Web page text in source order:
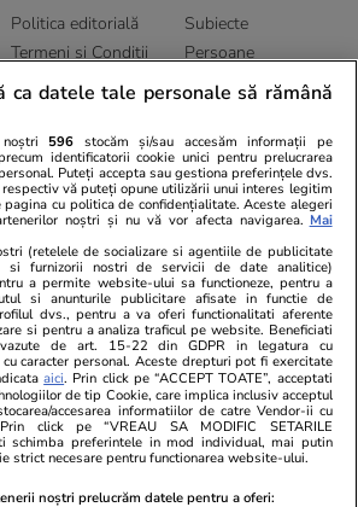
Politica editorială
Termeni și Conditii
Abonamente
Subiecte
Persoane
Sitemap
ELLE
Gazeta Sporturilor
Stiri mondene
Calculator sarcina
Ajută Copiii
Locuri de muncă
Imobiliare.ro
Jobradar24
Imoradar24
Colecții Libertatea
Decizia ONJN nr. 821/25.09.2025.
noroc sunt interzise minorilor.
Romania. Toate drepturile rezervate
ca datele tale personale să rămână
596 stocăm și/sau accesăm informații pe
identificatorii cookie unici pentru prelucrarea
Puteți accepta sau gestiona preferințele dvs.
vă puteți opune utilizării unui interes legitim
pagina cu politica de confidențialitate. Aceste alegeri
noștri și nu vă vor afecta navigarea. Mai
(retelele de socializare si agentiile de publicitate
si furnizorii nostri de servicii de date analitice)
a permite website-ului sa functioneze, pentru a
si anunturile publicitare afisate in functie de
dvs., pentru a va oferi functionalitati aferente
si pentru a analiza traficul pe website. Beneficiati
de art. 15-22 din GDPR in legatura cu
caracter personal. Aceste drepturi pot fi exercitate
aici. Prin click pe “ACCEPT TOATE”, acceptati
de tip Cookie, care implica inclusiv acceptul
accesarea informatiilor de catre Vendor-ii cu
click pe “VREAU SA MODIFIC SETARILE
schimba preferintele in mod individual, mai putin
strict necesare pentru functionarea website-ului.
noștri prelucrăm datele pentru a oferi: